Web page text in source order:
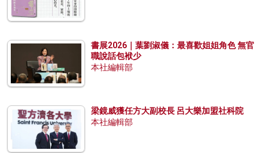
書展2026｜葉劉淑儀：最喜歡姐姐角色 無官
職說話包袱少
本社編輯部
梁鏡威獲任方大副校長 呂大樂加盟社科院
本社編輯部